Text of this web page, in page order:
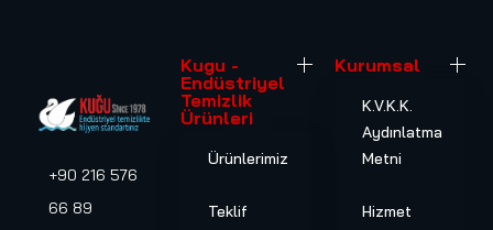
+90 216 576
66 89
Kugu -
Endüstriyel
Temizlik
Ürünleri
Ürünlerimiz
Teklif
Kurumsal
K.V.K.K.
Aydınlatma
Metni
Hizmet